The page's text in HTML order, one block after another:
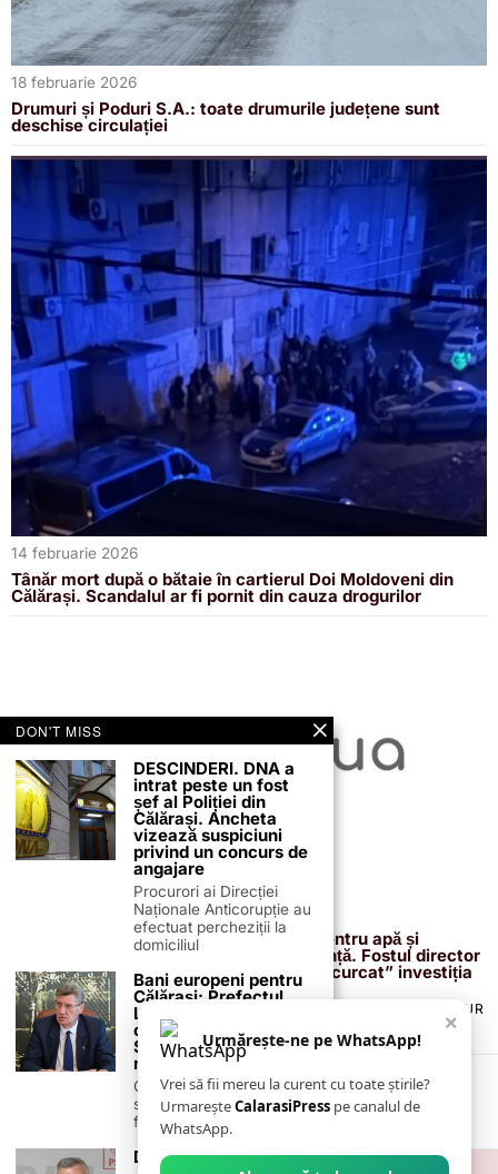
18 februarie 2026
Drumuri și Poduri S.A.: toate drumurile județene sunt
deschise circulației
14 februarie 2026
Tânăr mort după o bătaie în cartierul Doi Moldoveni din
Călărași. Scandalul ar fi pornit din cauza drogurilor
13 februarie 2026
Proiectul de 400 de milioane de euro pentru apă și
canalizare, confirmat definitiv de instanță. Fostul director
reacționează după acuzațiile că ar fi „încurcat” investiția
TERMENI ȘI CONDIȚII
POLITICA DE ANULARE & RETUR
PUBLICITATE ONLINE & TIPĂRITĂ
CONTACT
ZIARUL ANUNȚUL CĂLĂRĂȘEAN
×
Urmărește-ne pe WhatsApp!
Vrei să fii mereu la curent cu toate știrile?
UrmareșteCalarasiPress pe canalul de
WhatsApp.
DON'T MISS
DESCINDERI. DNA a
intrat peste un fost
șef al Poliției din
Călărași. Ancheta
vizează suspiciuni
privind un concurs de
angajare
Procurori ai Direcției
Naționale Anticorupție au
efectuat percheziții la
domiciliul
Bani europeni pentru
Călărași: Prefectul
Laurențiu State anunță
colaborarea cu ADR
Sud-Muntenia pentru
noi finanțări
Călărașul se pregătește
să intre pe harta
finanțărilor europene, cu
Deputatul Ion Samoilă: